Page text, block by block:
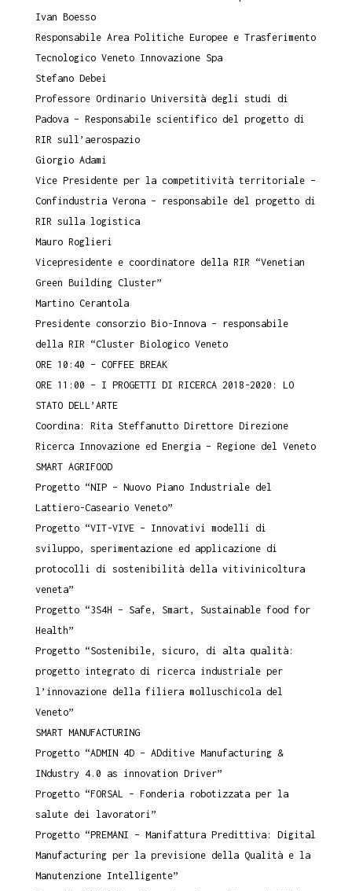
Ivan Boesso
Responsabile Area Politiche Europee e Trasferimento
Tecnologico Veneto Innovazione Spa
Stefano Debei
Professore Ordinario Università degli studi di
Padova – Responsabile scientifico del progetto di
RIR sull’aerospazio
Giorgio Adami
Vice Presidente per la competitività territoriale –
Confindustria Verona – responsabile del progetto di
RIR sulla logistica
Mauro Roglieri
Vicepresidente e coordinatore della RIR “Venetian
Green Building Cluster”
Martino Cerantola
Presidente consorzio Bio-Innova – responsabile
della RIR “Cluster Biologico Veneto
ORE 10:40 – COFFEE BREAK
ORE 11:00 – I PROGETTI DI RICERCA 2018-2020: LO
STATO DELL’ARTE
Coordina: Rita Steffanutto Direttore Direzione
Ricerca Innovazione ed Energia – Regione del Veneto
SMART AGRIFOOD
Progetto “NIP – Nuovo Piano Industriale del
Lattiero-Caseario Veneto”
Progetto “VIT-VIVE – Innovativi modelli di
sviluppo, sperimentazione ed applicazione di
protocolli di sostenibilità della vitivinicoltura
veneta”
Progetto “3S4H – Safe, Smart, Sustainable food for
Health”
Progetto “Sostenibile, sicuro, di alta qualità:
progetto integrato di ricerca industriale per
l’innovazione della filiera molluschicola del
Veneto”
SMART MANUFACTURING
Progetto “ADMIN 4D – ADditive Manufacturing &
INdustry 4.0 as innovation Driver”
Progetto “FORSAL – Fonderia robotizzata per la
salute dei lavoratori”
Progetto “PREMANI – Manifattura Predittiva: Digital
Manufacturing per la previsione della Qualità e la
Manutenzione Intelligente”